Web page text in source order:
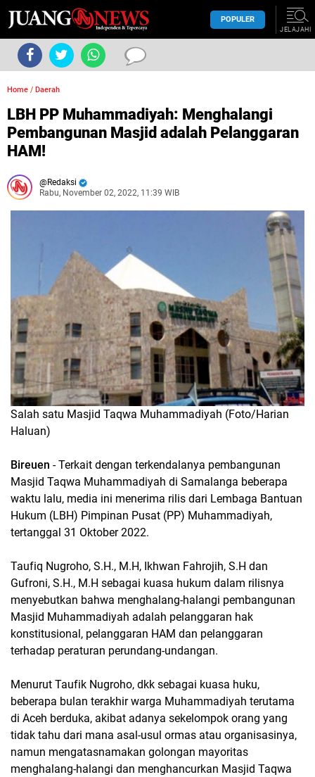
POPULER
JELAJAHI
Home / Daerah
LBH PP Muhammadiyah: Menghalangi
Pembangunan Masjid adalah Pelanggaran
HAM!
Redaksi
Rabu, November 02, 2022, 11:39 WIB
Salah satu Masjid Taqwa Muhammadiyah (Foto/Harian
Haluan)
Bireuen - Terkait dengan terkendalanya pembangunan
Masjid Taqwa Muhammadiyah di Samalanga beberapa
waktu lalu, media ini menerima rilis dari Lembaga Bantuan
Hukum (LBH) Pimpinan Pusat (PP) Muhammadiyah,
tertanggal 31 Oktober 2022.
Taufiq Nugroho, S.H., M.H, Ikhwan Fahrojih, S.H dan
Gufroni, S.H., M.H sebagai kuasa hukum dalam rilisnya
menyebutkan bahwa menghalang-halangi pembangunan
Masjid Muhammadiyah adalah pelanggaran hak
konstitusional, pelanggaran HAM dan pelanggaran
terhadap peraturan perundang-undangan.
Menurut Taufik Nugroho, dkk sebagai kuasa huku,
beberapa bulan terakhir warga Muhammadiyah terutama
di Aceh berduka, akibat adanya sekelompok orang yang
tidak tahu dari mana asal-usul ormas atau organisasinya,
namun mengatasnamakan golongan mayoritas
menghalang-halangi dan menghancurkan Masjid Taqwa